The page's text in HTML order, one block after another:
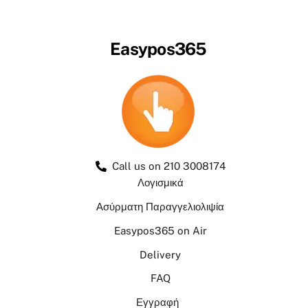
Easypos365
Call us on 210 3008174
Λογισμικά
Ασύρματη Παραγγελιολιψία
Easypos365 on Air
Delivery
FAQ
Εγγραφή